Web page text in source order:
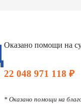
Оказано помощи на
22 048 971 118 ₽
* Оказано помощи на